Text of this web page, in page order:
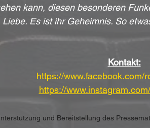
kann, diesen besonderen
Liebe. Es ist ihr Geheimnis. So
Kontakt:
https://www.facebook.com/
https://
und Bereitstellung des